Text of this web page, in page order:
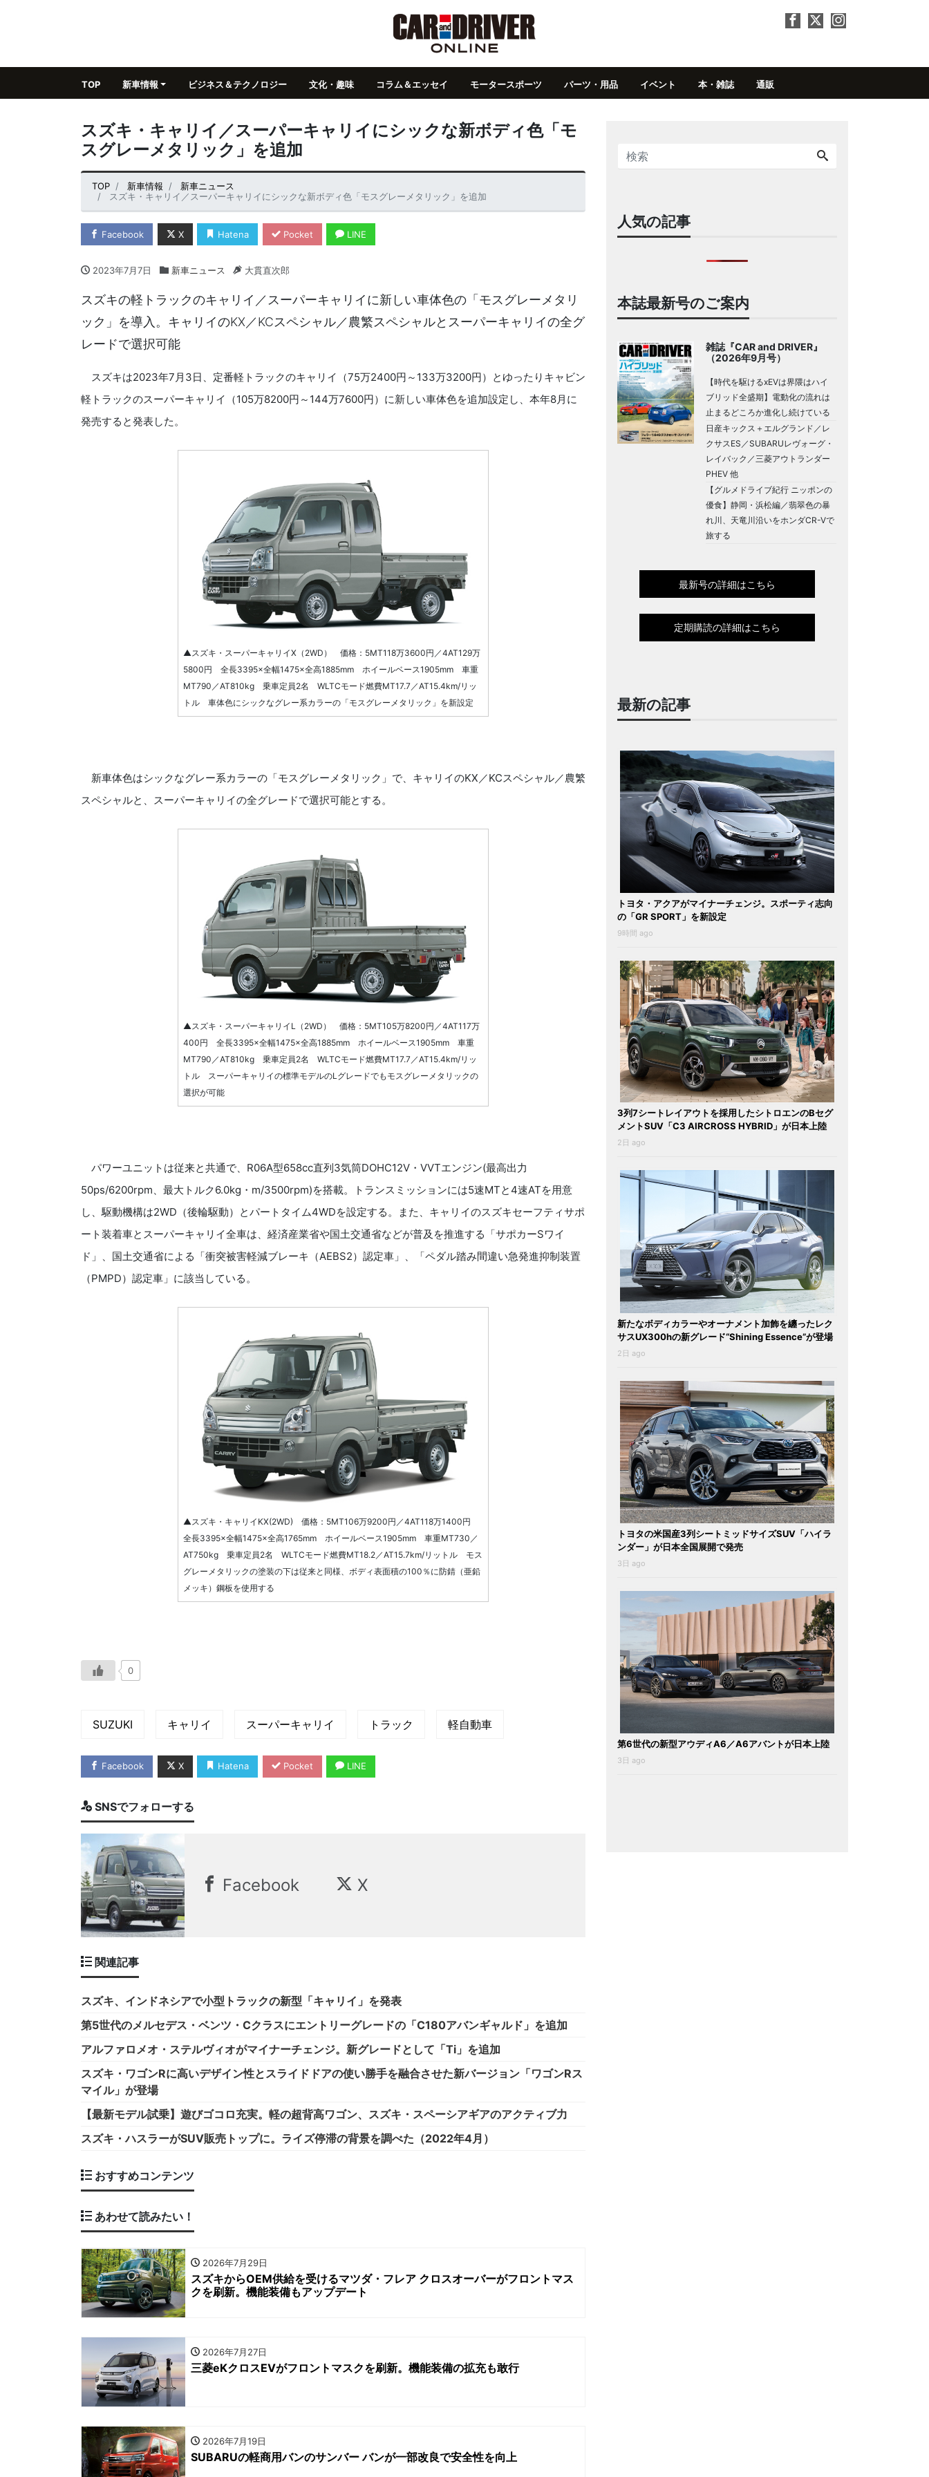
TOP 新車情報 ビジネス＆テクノロジー 文化・趣味 コラム＆エッセイ モータースポーツ パーツ・用品 イベント 本・雑誌 通販
スズキ・キャリイ／スーパーキャリイにシックな新ボディ色「モ
スグレーメタリック」を追加
TOP 新車情報
新車ニュース
スズキ・キャリイ／スーパーキャリイにシックな新ボディ色「モスグレーメタリック」を追加
Facebook X Hatena Pocket LINE
2023年7月7日 新車ニュース 大貫直次郎
スズキの軽トラックのキャリイ／スーパーキャリイに新しい車体色の「モスグレーメタリ
ック」を導入。キャリイのKX／KCスペシャル／農繁スペシャルとスーパーキャリイの全グ
レードで選択可能
スズキは2023年7月3日、定番軽トラックのキャリイ（75万2400円～133万3200円）とゆったりキャビン
軽トラックのスーパーキャリイ（105万8200円～144万7600円）に新しい車体色を追加設定し、本年8月に
発売すると発表した。
▲スズキ・スーパーキャリイX（2WD） 価格：5MT118万3600円／4AT129万
5800円 全長3395×全幅1475×全高1885mm ホイールベース1905mm 車重
MT790／AT810kg 乗車定員2名 WLTCモード燃費MT17.7／AT15.4km/リッ
トル 車体色にシックなグレー系カラーの「モスグレーメタリック」を新設定
新車体色はシックなグレー系カラーの「モスグレーメタリック」で、キャリイのKX／KCスペシャル／農繁
スペシャルと、スーパーキャリイの全グレードで選択可能とする。
▲スズキ・スーパーキャリイL（2WD） 価格：5MT105万8200円／4AT117万
400円 全長3395×全幅1475×全高1885mm ホイールベース1905mm 車重
MT790／AT810kg 乗車定員2名 WLTCモード燃費MT17.7／AT15.4km/リッ
トル スーパーキャリイの標準モデルのLグレードでもモスグレーメタリックの
選択が可能
パワーユニットは従来と共通で、R06A型658cc直列3気筒DOHC12V・VVTエンジン(最高出力
50ps/6200rpm、最大トルク6.0kg・m/3500rpm)を搭載。トランスミッションには5速MTと4速ATを用意
し、駆動機構は2WD（後輪駆動）とパートタイム4WDを設定する。また、キャリイのスズキセーフティサポ
ート装着車とスーパーキャリイ全車は、経済産業省や国土交通省などが普及を推進する「サポカーSワイ
ド」、国土交通省による「衝突被害軽減ブレーキ（AEBS2）認定車」、「ペダル踏み間違い急発進抑制装置
（PMPD）認定車」に該当している。
▲スズキ・キャリイKX(2WD) 価格：5MT106万9200円／4AT118万1400円
全長3395×全幅1475×全高1765mm ホイールベース1905mm 車重MT730／
AT750kg 乗車定員2名 WLTCモード燃費MT18.2／AT15.7km/リットル モス
グレーメタリックの塗装の下は従来と同様、ボディ表面積の100％に防錆（亜鉛
メッキ）鋼板を使用する
0
SUZUKI キャリイ スーパーキャリイ トラック 軽自動車
Facebook X Hatena Pocket LINE
SNSでフォローする
Facebook X
関連記事
スズキ、インドネシアで小型トラックの新型「キャリイ」を発表
第5世代のメルセデス・ベンツ・Cクラスにエントリーグレードの「C180アバンギャルド」を追加
アルファロメオ・ステルヴィオがマイナーチェンジ。新グレードとして「Ti」を追加
スズキ・ワゴンRに高いデザイン性とスライドドアの使い勝手を融合させた新バージョン「ワゴンRス
マイル」が登場
【最新モデル試乗】遊びゴコロ充実。軽の超背高ワゴン、スズキ・スペーシアギアのアクティブ力
スズキ・ハスラーがSUV販売トップに。ライズ停滞の背景を調べた（2022年4月）
おすすめコンテンツ
あわせて読みたい！
2026年7月29日
スズキからOEM供給を受けるマツダ・フレア クロスオーバーがフロントマス
クを刷新。機能装備もアップデート
2026年7月27日
三菱eKクロスEVがフロントマスクを刷新。機能装備の拡充も敢行
2026年7月19日
SUBARUの軽商用バンのサンバー バンが一部改良で安全性を向上
人気の記事
本誌最新号のご案内
雑誌『CAR and DRIVER』
（2026年9月号）
【時代を駆けるxEVは界隈はハイ
ブリッド全盛期】電動化の流れは
止まるどころか進化し続けている
日産キックス＋エルグランド／レ
クサスES／SUBARUレヴォーグ・
レイバック／三菱アウトランダー
PHEV 他
【グルメドライブ紀行 ニッポンの
優食】静岡・浜松編／翡翠色の暴
れ川、天竜川沿いをホンダCR-Vで
旅する
最新号の詳細はこちら
定期購読の詳細はこちら
最新の記事
トヨタ・アクアがマイナーチェンジ。スポーティ志向
の「GR SPORT」を新設定
9時間 ago
3列7シートレイアウトを採用したシトロエンのBセグ
メントSUV「C3 AIRCROSS HYBRID」が日本上陸
2日 ago
新たなボディカラーやオーナメント加飾を纏ったレク
サスUX300hの新グレード“Shining Essence”が登場
2日 ago
トヨタの米国産3列シートミッドサイズSUV「ハイラ
ンダー」が日本全国展開で発売
3日 ago
第6世代の新型アウディA6／A6アバントが日本上陸
3日 ago